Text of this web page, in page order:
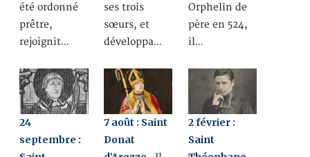
été ordonné
prêtre,
rejoignit…
ses trois
sœurs, et
développa…
Orphelin de
père en 524,
il…
24
septembre :
7 août : Saint
Donat
2 février :
Saint